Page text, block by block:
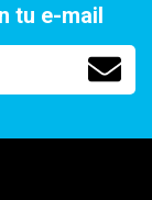
tu e-mail